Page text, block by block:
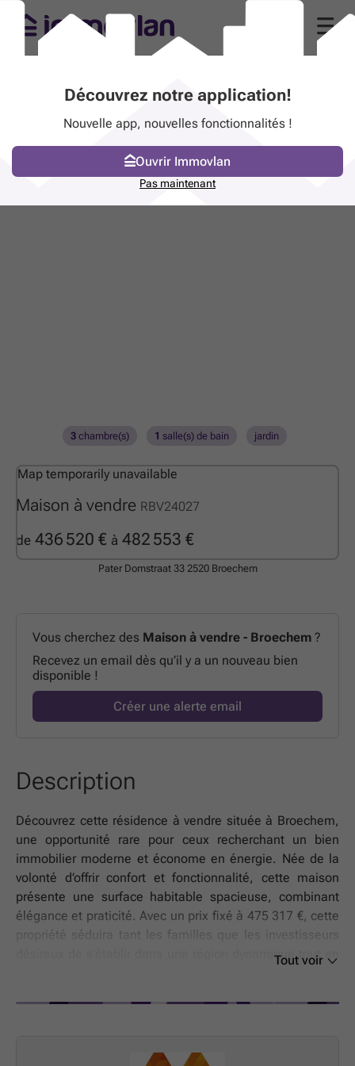
Maison à vendre RBV24027
de 436 520 € à 482 553 €
3chambre(s) 1 salle(s) de bain jardin
Map temporarily unavailable
Pater Domstraat 33 2520 Broechem
Vous cherchez des Maison à vendre - Broechem ?
Recevez un email dès qu’il y a un nouveau bien
disponible !
Créer une alerte email
Description
Découvrez cette résidence à vendre située à Broechem,
une opportunité rare pour ceux recherchant un bien
immobilier moderne et économe en énergie. Née de la
volonté d’offrir confort et fonctionnalité, cette maison
présente une surface habitable spacieuse, combinant
élégance et praticité. Avec un prix fixé à 475 317 €, cette
propriété séduira tant les familles que les investisseurs
désireux de s’établir dans une région dynamique tout en
Tout voir
Découvrez notre application!
Nouvelle app, nouvelles fonctionnalités !
Ouvrir Immovlan
Pas maintenant